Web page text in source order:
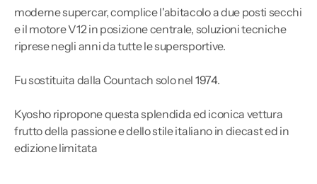
moderne supercar, complice l'abitacolo a due posti secchi
e il motore V12 in posizione centrale, soluzioni tecniche
riprese negli anni da tutte le supersportive.
Fu sostituita dalla Countach solo nel 1974.
Kyosho ripropone questa splendida ed iconica vettura
frutto della passione e dello stile italiano in diecast ed in
edizione limitata